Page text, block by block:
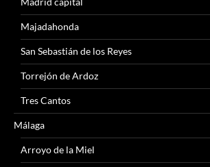
Majadahonda
San Sebastián de los Reyes
Torrejón de Ardoz
Tres Cantos
Málaga
Arroyo de la Miel